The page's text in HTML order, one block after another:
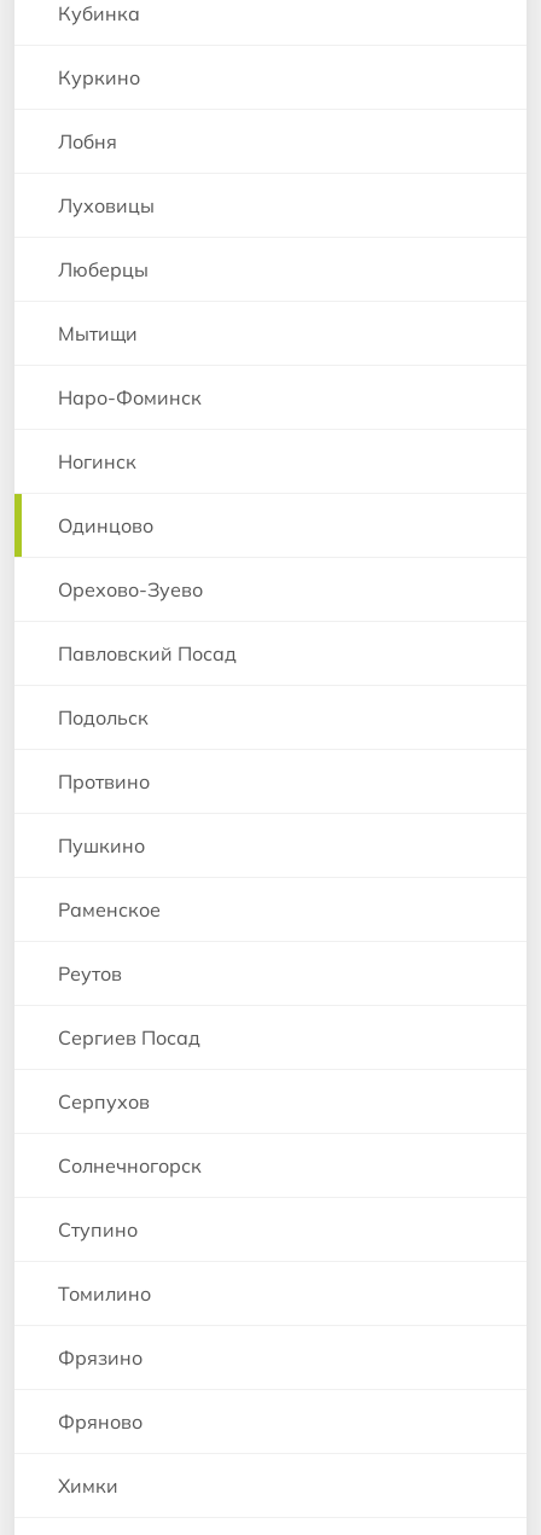
Кубинка
Куркино
Лобня
Луховицы
Люберцы
Мытищи
Наро-Фоминск
Ногинск
Одинцово
Орехово-Зуево
Павловский Посад
Подольск
Протвино
Пушкино
Раменское
Реутов
Сергиев Посад
Серпухов
Солнечногорск
Ступино
Томилино
Фрязино
Фряново
Химки